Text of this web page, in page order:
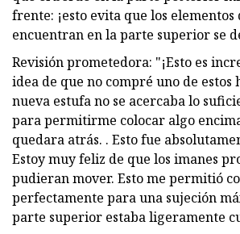
frente: ¡esto evita que los elementos
encuentran en la parte superior se
Revisión prometedora: "¡Esto es
idea de que no compré uno de estos
nueva estufa no se acercaba lo
para permitirme colocar algo
quedara atrás. . Esto fue
Estoy muy feliz de que los imanes
pudieran mover. Esto me permitió
perfectamente para una sujeción
parte superior estaba ligeramente